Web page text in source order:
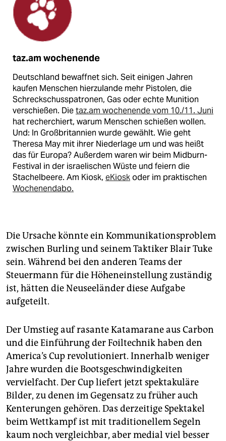
taz.am wochenende
Deutschland bewaffnet sich. Seit einigen Jahren
kaufen Menschen hierzulande mehr Pistolen, die
Schreckschusspatronen, Gas oder echte Munition
verschießen. Dietaz.am wochenende vom 10./11. Juni
hat recherchiert, warum Menschen schießen wollen.
Und: In Großbritannien wurde gewählt. Wie geht
Theresa May mit ihrer Niederlage um und was heißt
das für Europa? Außerdem waren wir beim Midburn-
Festival in der israelischen Wüste und feiern die
Stachelbeere. Am Kiosk, eKioskoder im praktischen
Wochenendabo.
Die Ursache könnte ein Kommunikationsproblem
zwischen Burling und seinem Taktiker Blair Tuke
sein. Während bei den anderen Teams der
Steuermann für die Höheneinstellung zuständig
ist, hätten die Neuseeländer diese Aufgabe
aufgeteilt.
Der Umstieg auf rasante Katamarane aus Carbon
und die Einführung der Foiltechnik haben den
America’s Cup revolu­tio­niert. Innerhalb weniger
Jahre wurden die Bootsgeschwindigkeiten
vervielfacht. Der Cup liefert jetzt spektakuläre
Bilder, zu denen im Gegensatz zu früher auch
Kenterungen gehören. Das derzeitige Spektakel
beim Wettkampf ist mit traditionellem Segeln
kaum noch vergleichbar, aber medial viel besser